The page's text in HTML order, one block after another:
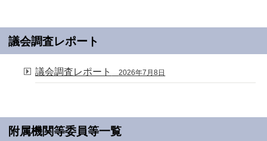
議会調査レポート
議会調査レポート 2026年7月8日
附属機関等委員等一覧